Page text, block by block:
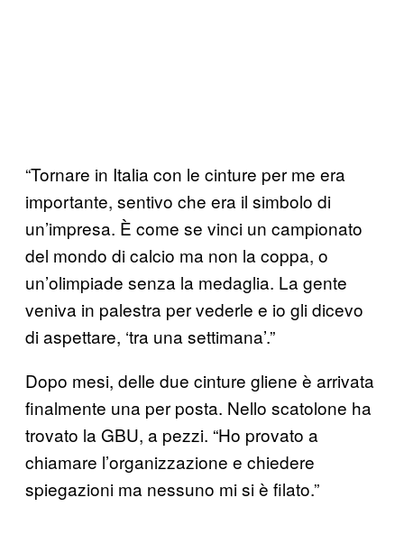
“Tornare in Italia con le cinture per me era
importante, sentivo che era il simbolo di
un’impresa. È come se vinci un campionato
del mondo di calcio ma non la coppa, o
un’olimpiade senza la medaglia. La gente
veniva in palestra per vederle e io gli dicevo
di aspettare, ‘tra una settimana’.”
Dopo mesi, delle due cinture gliene è arrivata
finalmente una per posta. Nello scatolone ha
trovato la GBU, a pezzi. “Ho provato a
chiamare l’organizzazione e chiedere
spiegazioni ma nessuno mi si è filato.”